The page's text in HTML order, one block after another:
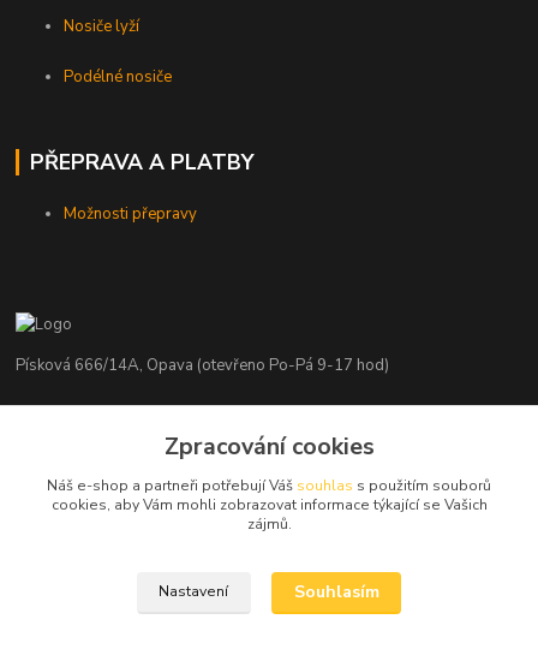
Nosiče lyží
Podélné nosiče
PŘEPRAVA A PLATBY
Možnosti přepravy
Písková 666/14A, Opava (otevřeno Po-Pá 9-17 hod)
+420 776 839 986
info@nosice.com
Zpracování cookies
Náš e-shop a partneři potřebují Váš souhlas s použitím souborů
cookies, aby Vám mohli zobrazovat informace týkající se Vašich
zájmů.
Nastavení Souhlasím